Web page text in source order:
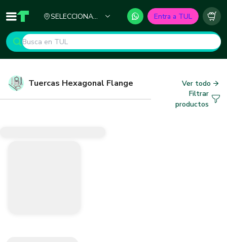
Inicio TUL - Tu Marketplace de Construcción
SELECCIONA
Entra a TUL
Tuercas Hexagonal Flange
Ver todo
Filtrar
productos